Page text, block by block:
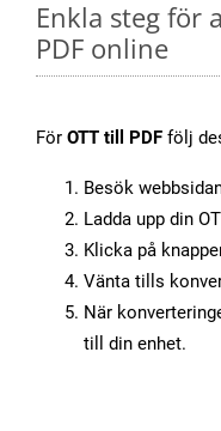
Enkla steg för
PDF online
För OTT till PDF följ
Besök
Ladda upp din
Klicka på
Vänta tills
När
till din enhet.